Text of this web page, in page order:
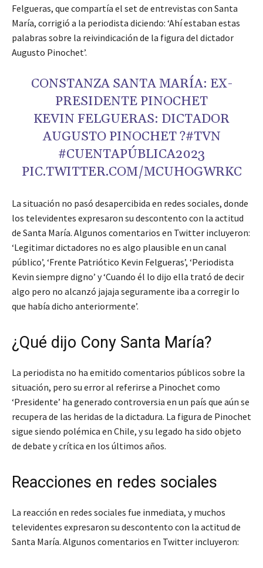
Felgueras, que compartía el set de entrevistas con Santa
María, corrigió a la periodista diciendo: ‘Ahí estaban estas
palabras sobre la reivindicación de la figura del dictador
Augusto Pinochet’.
CONSTANZA SANTA MARÍA: EX-
PRESIDENTE PINOCHET
KEVIN FELGUERAS: DICTADOR
AUGUSTO PINOCHET ?#TVN
#CUENTAPÚBLICA2023
PIC.TWITTER.COM/MCUHOGWRKC
La situación no pasó desapercibida en redes sociales, donde
los televidentes expresaron su descontento con la actitud
de Santa María. Algunos comentarios en Twitter incluyeron:
‘Legitimar dictadores no es algo plausible en un canal
público’, ‘Frente Patriótico Kevin Felgueras’, ‘Periodista
Kevin siempre digno’ y ‘Cuando él lo dijo ella trató de decir
algo pero no alcanzó jajaja seguramente iba a corregir lo
que había dicho anteriormente’.
¿Qué dijo Cony Santa María?
La periodista no ha emitido comentarios públicos sobre la
situación, pero su error al referirse a Pinochet como
‘Presidente’ ha generado controversia en un país que aún se
recupera de las heridas de la dictadura. La figura de Pinochet
sigue siendo polémica en Chile, y su legado ha sido objeto
de debate y crítica en los últimos años.
Reacciones en redes sociales
La reacción en redes sociales fue inmediata, y muchos
televidentes expresaron su descontento con la actitud de
Santa María. Algunos comentarios en Twitter incluyeron: